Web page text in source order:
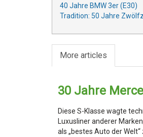
40 Jahre BMW 3er (E30)
Tradition: 50 Jahre
More articles
30 Jahre
Diese S-Klasse wagte
Luxusliner anderer
als „bestes Auto der